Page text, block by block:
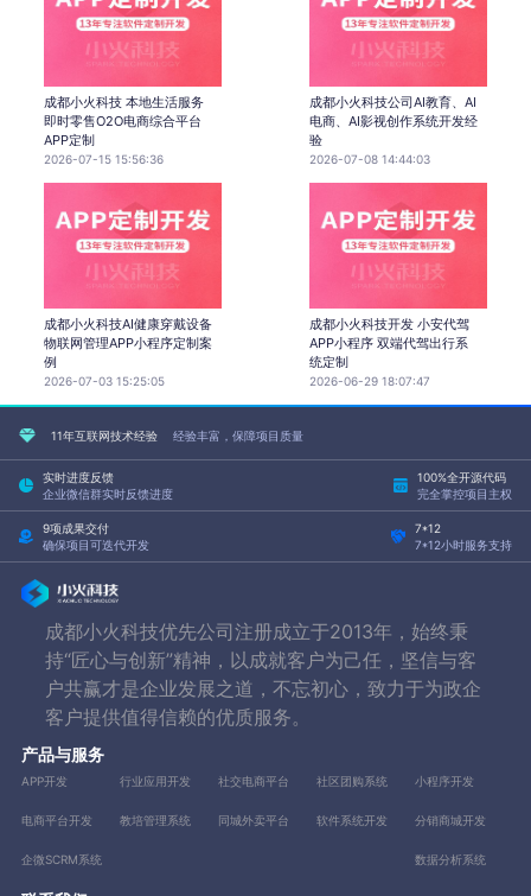
成都小火科技 本地生活服务
即时零售O2O电商综合平台
APP定制
2026-07-15 15:56:36
成都小火科技公司AI教育、AI
电商、AI影视创作系统开发经
验
2026-07-08 14:44:03
成都小火科技AI健康穿戴设备
物联网管理APP小程序定制案
例
2026-07-03 15:25:05
成都小火科技开发 小安代驾
APP小程序 双端代驾出行系
统定制
2026-06-29 18:07:47
11年互联网技术经验 经验丰富，保障项目质量
实时进度反馈
企业微信群实时反馈进度
100%全开源代码
完全掌控项目主权
9项成果交付
确保项目可迭代开发
7*12
7*12小时服务支持
成都小火科技优先公司注册成立于2013年，始终秉
持“匠心与创新”精神，以成就客户为己任，坚信与客
户共赢才是企业发展之道，不忘初心，致力于为政企
客户提供值得信赖的优质服务。
产品与服务
APP开发 行业应用开发 社交电商平台 社区团购系统 小程序开发
电商平台开发 教培管理系统 同城外卖平台 软件系统开发 分销商城开发
企微SCRM系统 数据分析系统